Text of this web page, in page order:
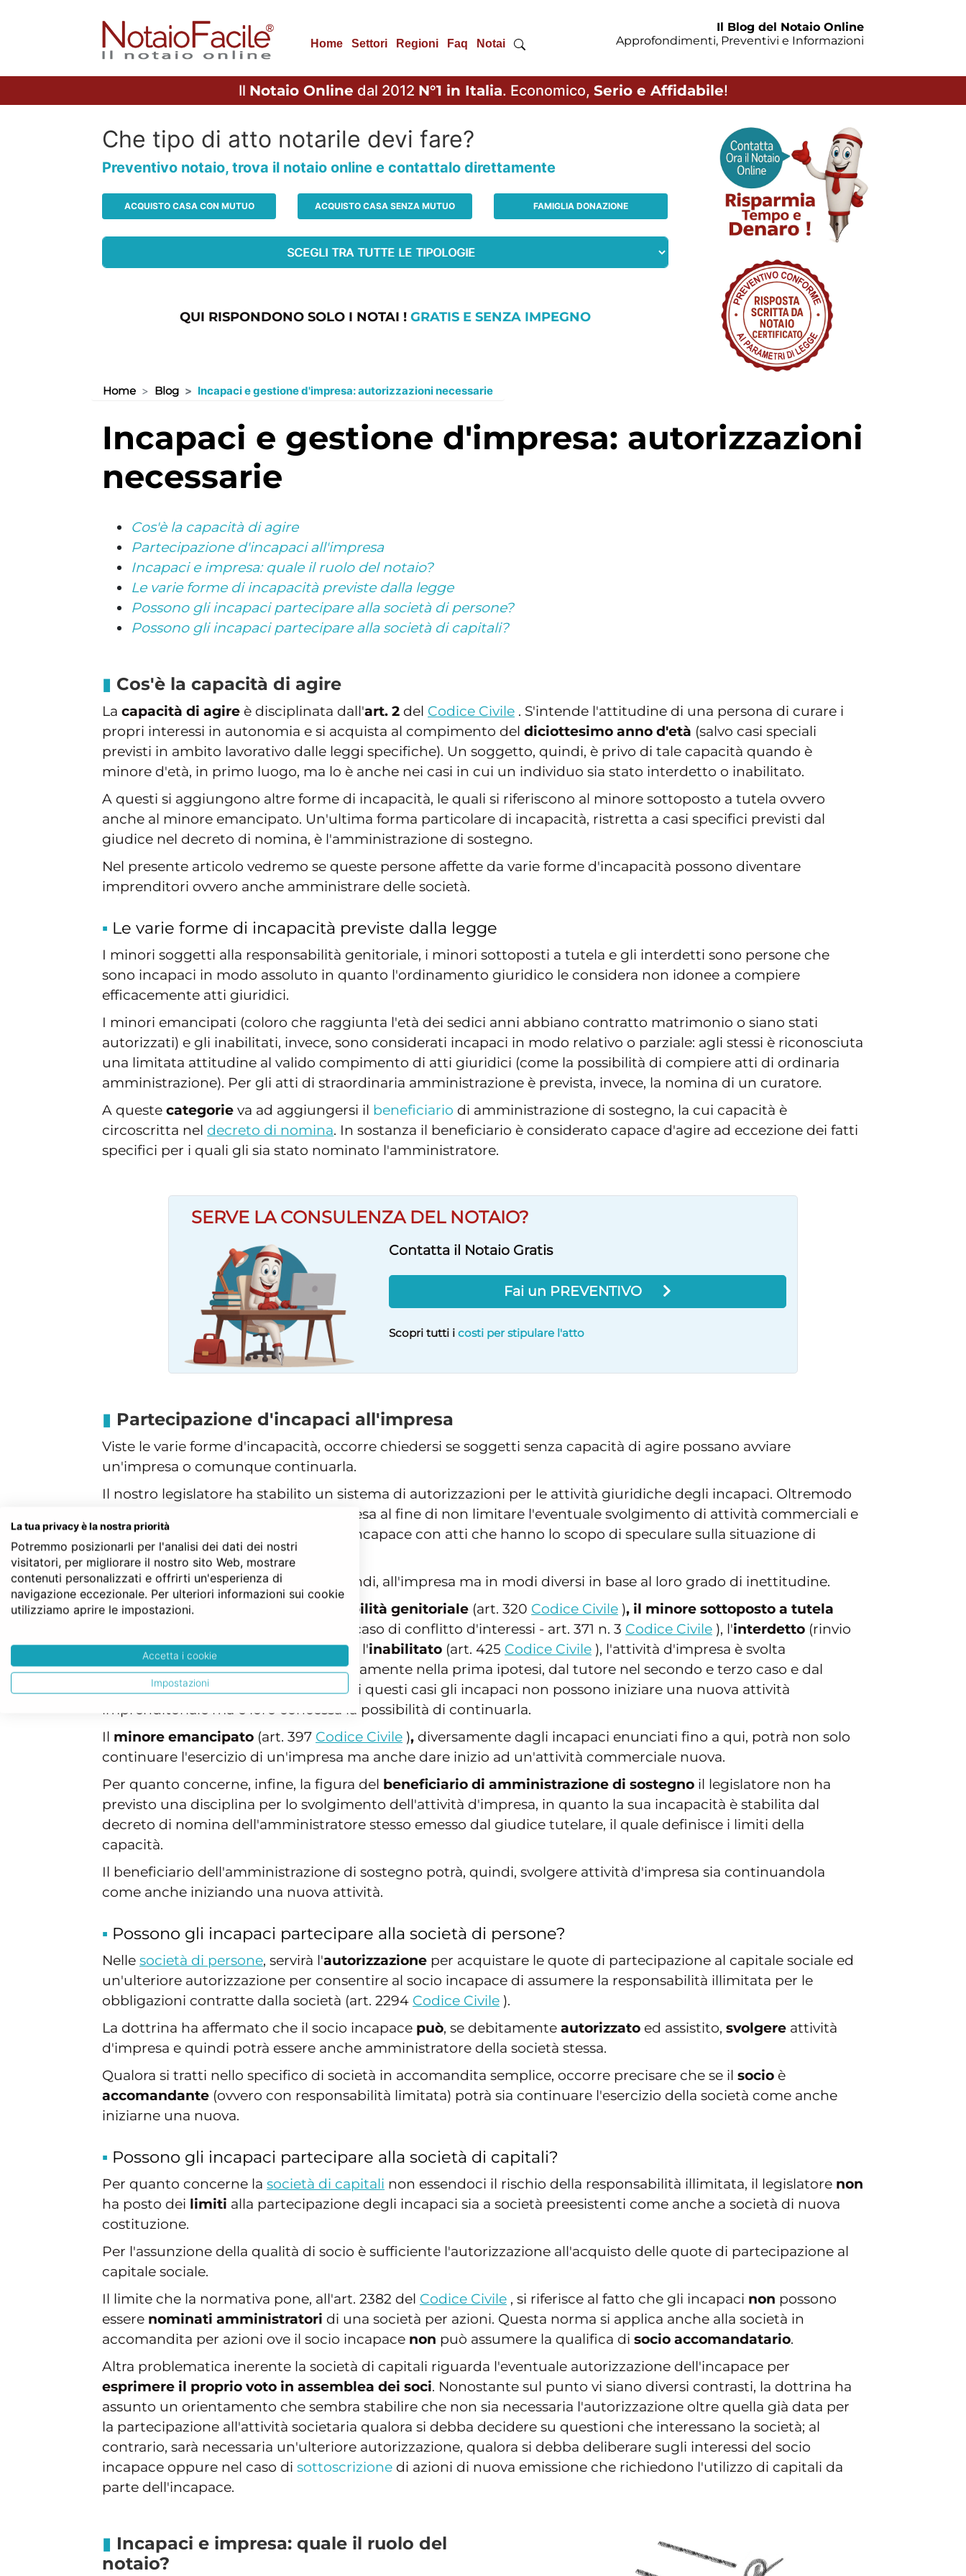
Home Settori Regioni Faq Notai
Il Blog del Notaio Online
Approfondimenti, Preventivi e Informazioni
Il Notaio Online dal 2012 N°1 in Italia. Economico, Serio e Affidabile!
Che tipo di atto notarile devi fare?
Preventivo notaio, trova il notaio online e contattalo direttamente
ACQUISTO CASA CON MUTUO ACQUISTO CASA SENZA MUTUO FAMIGLIA DONAZIONE
QUI RISPONDONO SOLO I NOTAI ! GRATIS E SENZA IMPEGNO
Home Blog Incapaci e gestione d'impresa: autorizzazioni necessarie
incapaci e gestione d'impresa: autorizzazioni
necessarie
Cos'è la capacità di agire
Partecipazione d'incapaci all'impresa
Incapaci e impresa: quale il ruolo del notaio?
Le varie forme di incapacità previste dalla legge
Possono gli incapaci partecipare alla società di persone?
Possono gli incapaci partecipare alla società di capitali?
Cos'è la capacità di agire
La capacità di agire è disciplinata dall'art. 2 del Codice Civile . S'intende l'attitudine di una persona di curare i
propri interessi in autonomia e si acquista al compimento del diciottesimo anno d'età (salvo casi speciali
previsti in ambito lavorativo dalle leggi specifiche). Un soggetto, quindi, è privo di tale capacità quando è
minore d'età, in primo luogo, ma lo è anche nei casi in cui un individuo sia stato interdetto o inabilitato.
A questi si aggiungono altre forme di incapacità, le quali si riferiscono al minore sottoposto a tutela ovvero
anche al minore emancipato. Un'ultima forma particolare di incapacità, ristretta a casi specifici previsti dal
giudice nel decreto di nomina, è l'amministrazione di sostegno.
Nel presente articolo vedremo se queste persone affette da varie forme d'incapacità possono diventare
imprenditori ovvero anche amministrare delle società.
Le varie forme di incapacità previste dalla legge
I minori soggetti alla responsabilità genitoriale, i minori sottoposti a tutela e gli interdetti sono persone che
sono incapaci in modo assoluto in quanto l'ordinamento giuridico le considera non idonee a compiere
efficacemente atti giuridici.
I minori emancipati (coloro che raggiunta l'età dei sedici anni abbiano contratto matrimonio o siano stati
autorizzati) e gli inabilitati, invece, sono considerati incapaci in modo relativo o parziale: agli stessi è riconosciuta
una limitata attitudine al valido compimento di atti giuridici (come la possibilità di compiere atti di ordinaria
amministrazione). Per gli atti di straordinaria amministrazione è prevista, invece, la nomina di un curatore.
A queste categorie va ad aggiungersi il beneficiario di amministrazione di sostegno, la cui capacità è
circoscritta nel decreto di nomina. In sostanza il beneficiario è considerato capace d'agire ad eccezione dei fatti
specifici per i quali gli sia stato nominato l'amministratore.
SERVE LA CONSULENZA DEL NOTAIO?
Contatta il Notaio Gratis
Fai un PREVENTIVO
Scopri tutti icosti per stipulare l'atto
Partecipazione d'incapaci all'impresa
Viste le varie forme d'incapacità, occorre chiedersi se soggetti senza capacità di agire possano avviare
un'impresa o comunque continuarla.
Il nostro legislatore ha stabilito un sistema di autorizzazioni per le attività giuridiche degli incapaci. Oltremodo
ha disciplinato anche l'attività d'impresa al fine di non limitare l'eventuale svolgimento di attività commerciali e
mirando anche a non danneggiare l'incapace con atti che hanno lo scopo di speculare sulla situazione di
minorità.
Gli incapaci possono partecipare, quindi, all'impresa ma in modi diversi in base al loro grado di inettitudine.
Per ilminore sottoposto a responsabilità genitoriale (art. 320 Codice Civile ), il minore sottoposto a tutela
(minori a cui mancano i genitori o in caso di conflitto d'interessi - art. 371 n. 3 Codice Civile ), l'interdetto (rinvio
dell'art. 424Codice Civilealla tutela) e l'inabilitato (art. 425 Codice Civile ), l'attività d'impresa è svolta
rispettivamente dai genitori congiuntamente nella prima ipotesi, dal tutore nel secondo e terzo caso e dal
curatore nell'ultima evenienza. In tutti questi casi gli incapaci non possono iniziare una nuova attività
imprenditoriale ma è loro concessa la possibilità di continuarla.
Il minore emancipato (art. 397 Codice Civile ), diversamente dagli incapaci enunciati fino a qui, potrà non solo
continuare l'esercizio di un'impresa ma anche dare inizio ad un'attività commerciale nuova.
Per quanto concerne, infine, la figura del beneficiario di amministrazione di sostegno il legislatore non ha
previsto una disciplina per lo svolgimento dell'attività d'impresa, in quanto la sua incapacità è stabilita dal
decreto di nomina dell'amministratore stesso emesso dal giudice tutelare, il quale definisce i limiti della
capacità.
Il beneficiario dell'amministrazione di sostegno potrà, quindi, svolgere attività d'impresa sia continuandola
come anche iniziando una nuova attività.
Possono gli incapaci partecipare alla società di persone?
Nelle società di persone, servirà l'autorizzazione per acquistare le quote di partecipazione al capitale sociale ed
un'ulteriore autorizzazione per consentire al socio incapace di assumere la responsabilità illimitata per le
obbligazioni contratte dalla società (art. 2294 Codice Civile ).
La dottrina ha affermato che il socio incapace può, se debitamente autorizzato ed assistito, svolgere attività
d'impresa e quindi potrà essere anche amministratore della società stessa.
Qualora si tratti nello specifico di società in accomandita semplice, occorre precisare che se il socio è
accomandante (ovvero con responsabilità limitata) potrà sia continuare l'esercizio della società come anche
iniziarne una nuova.
Possono gli incapaci partecipare alla società di capitali?
Per quanto concerne la società di capitali non essendoci il rischio della responsabilità illimitata, il legislatore non
ha posto dei limiti alla partecipazione degli incapaci sia a società preesistenti come anche a società di nuova
costituzione.
Per l'assunzione della qualità di socio è sufficiente l'autorizzazione all'acquisto delle quote di partecipazione al
capitale sociale.
Il limite che la normativa pone, all'art. 2382 del Codice Civile , si riferisce al fatto che gli incapaci non possono
essere nominati amministratori di una società per azioni. Questa norma si applica anche alla società in
accomandita per azioni ove il socio incapace non può assumere la qualifica di socio accomandatario.
Altra problematica inerente la società di capitali riguarda l'eventuale autorizzazione dell'incapace per
esprimere il proprio voto in assemblea dei soci. Nonostante sul punto vi siano diversi contrasti, la dottrina ha
assunto un orientamento che sembra stabilire che non sia necessaria l'autorizzazione oltre quella già data per
la partecipazione all'attività societaria qualora si debba decidere su questioni che interessano la società; al
contrario, sarà necessaria un'ulteriore autorizzazione, qualora si debba deliberare sugli interessi del socio
incapace oppure nel caso di sottoscrizione di azioni di nuova emissione che richiedono l'utilizzo di capitali da
parte dell'incapace.
Incapaci e impresa: quale il ruolo del
notaio?
La tua privacy è la nostra priorità
Potremmo posizionarli per l'analisi dei dati dei nostri
visitatori, per migliorare il nostro sito Web, mostrare
contenuti personalizzati e offrirti un'esperienza di
navigazione eccezionale. Per ulteriori informazioni sui cookie
utilizziamo aprire le impostazioni.
Accetta i cookie
Impostazioni